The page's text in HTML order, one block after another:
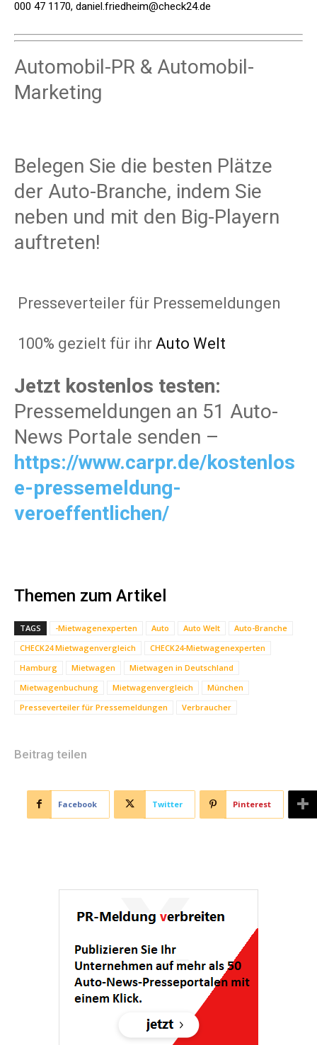
000 47 1170, daniel.friedheim@check24.de
Automobil-PR & Automobil-
Marketing
Belegen Sie die besten Plätze
der Auto-Branche, indem Sie
neben und mit den Big-Playern
auftreten!
Presseverteiler für Pressemeldungen
100% gezielt für ihr Auto Welt
Jetzt kostenlos testen:
Pressemeldungen an 51 Auto-
News Portale senden –
https://www.carpr.de/kostenlos
e-pressemeldung-
veroeffentlichen/
Themen zum Artikel
TAGS -Mietwagenexperten Auto Auto Welt
Auto-Branche
CHECK24 Mietwagenvergleich
CHECK24-Mietwagenexperten
Hamburg
Mietwagen
Mietwagen in Deutschland
Mietwagenbuchung
Mietwagenvergleich
München
Presseverteiler für Pressemeldungen
Verbraucher
Beitrag teilen
Facebook Twitter Pinterest